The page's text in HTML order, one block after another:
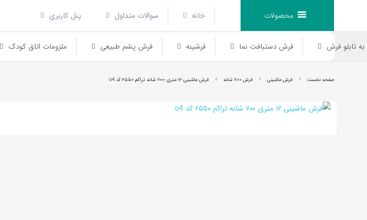
محصولات خانه سوالات متداول پنل کاربری
تابلو فرش فرش دستبافت نما فرشینه فرش پشم طبیعی ملزومات اتاق کودک
صفحه نخست فرش ماشینی فرش ۷۰۰ شانه فرش ماشینی ‍۱۲ متری ۷۰۰ شانه تراکم ۲۵۵۰ کد o4